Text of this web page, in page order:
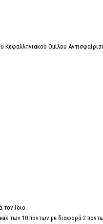
Κεφαλληνιακού Ομίλου
τον ίδιο.
των 10 πόντων με διαφορά 2